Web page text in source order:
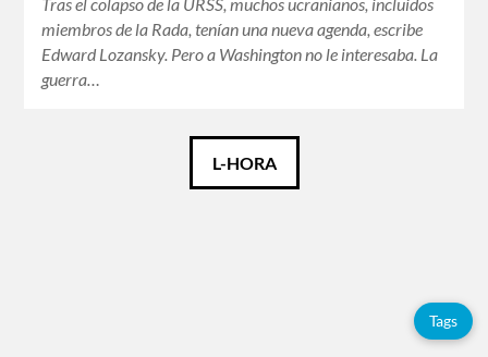
miembros de la Rada, tenían una nueva agenda, escribe
Edward Lozansky. Pero a Washington no le interesaba. La
guerra…
L-HORA
Tags